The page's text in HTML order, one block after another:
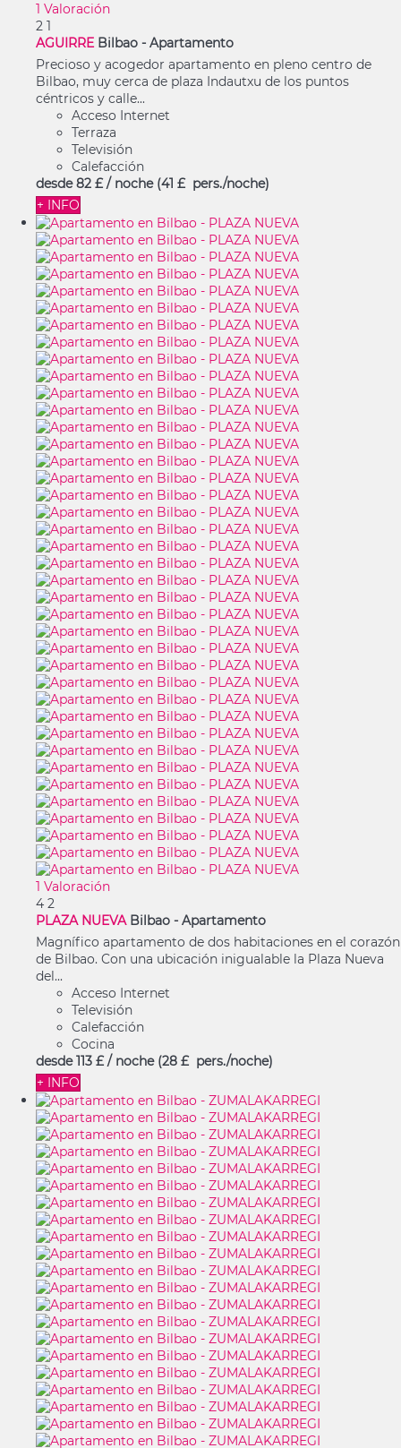
1 Valoración
2 1
AGUIRRE Bilbao - Apartamento
Precioso y acogedor apartamento en pleno centro de
Bilbao, muy cerca de plaza Indautxu de los puntos
céntricos y calle...
Acceso Internet
Terraza
Televisión
Calefacción
desde 82 £ / noche (41 £ pers./noche)
+ INFO
1 Valoración
4 2
PLAZA NUEVA Bilbao - Apartamento
Magnífico apartamento de dos habitaciones en el corazón
de Bilbao. Con una ubicación inigualable la Plaza Nueva
del...
Acceso Internet
Televisión
Calefacción
Cocina
desde 113 £ / noche (28 £ pers./noche)
+ INFO